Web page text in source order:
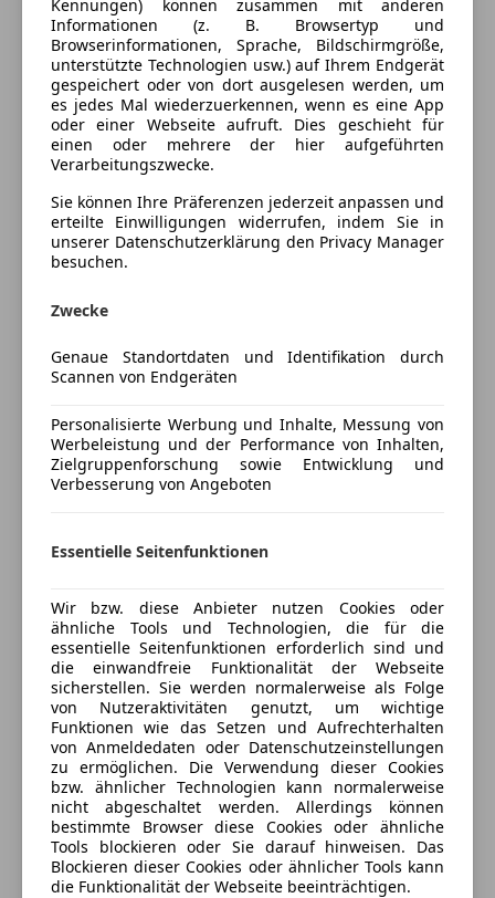
Fahrzeugbeschreibung
Porsche 928 Coupé – Klassiker der Extraklasse
(Baujahr 1979)Zum Verkauf steht einPorsche 928
Coupéaus dem Jahr1979– ein echter Gran Turismo
und Meilenstein der Porsche-Geschichte. Dieses
Modell war seiner Zeit weit voraus: ein
leistungsstarker V8-Frontmotor mit 241PS. Das Auto
hatte bis 2021 ein Gültiges Pickerl!
Eintausch nur mit Aufschlag möglich! Nur
Wir stehen Ihnen jederzeit für Fragen telefonisch zur
Vorbehaltlich Irrtümer, Schreibfehler, Inseratfehler
und Zwischenverkauf!
Kfz-Versicherung
anpassen
Auto einfach online versichern & Rabatt holen
Jetzt berechnen
Verkäufer Händler
TAFRENT GmbH
Anbieter auf AutoScout24 seit 2025
Kennungen) können zusammen mit anderen
Informationen (z. B. Browsertyp und
Browserinformationen, Sprache, Bildschirmgröße,
unterstützte Technologien usw.) auf Ihrem Endgerät
gespeichert oder von dort ausgelesen werden, um
es jedes Mal wiederzuerkennen, wenn es eine App
oder einer Webseite aufruft. Dies geschieht für
einen oder mehrere der hier aufgeführten
Verarbeitungszwecke.
Sie können Ihre Präferenzen jederzeit anpassen und
erteilte Einwilligungen widerrufen, indem Sie in
unserer Datenschutzerklärung den Privacy Manager
besuchen.
Zwecke
Genaue Standortdaten und Identifikation durch
Scannen von Endgeräten
Personalisierte Werbung und Inhalte, Messung von
Werbeleistung und der Performance von Inhalten,
Zielgruppenforschung sowie Entwicklung und
Verbesserung von Angeboten
Essentielle Seitenfunktionen
Wir bzw. diese Anbieter nutzen Cookies oder
ähnliche Tools und Technologien, die für die
essentielle Seitenfunktionen erforderlich sind und
die einwandfreie Funktionalität der Webseite
sicherstellen. Sie werden normalerweise als Folge
von Nutzeraktivitäten genutzt, um wichtige
Funktionen wie das Setzen und Aufrechterhalten
von Anmeldedaten oder Datenschutzeinstellungen
zu ermöglichen. Die Verwendung dieser Cookies
bzw. ähnlicher Technologien kann normalerweise
nicht abgeschaltet werden. Allerdings können
bestimmte Browser diese Cookies oder ähnliche
Tools blockieren oder Sie darauf hinweisen. Das
Blockieren dieser Cookies oder ähnlicher Tools kann
die Funktionalität der Webseite beeinträchtigen.